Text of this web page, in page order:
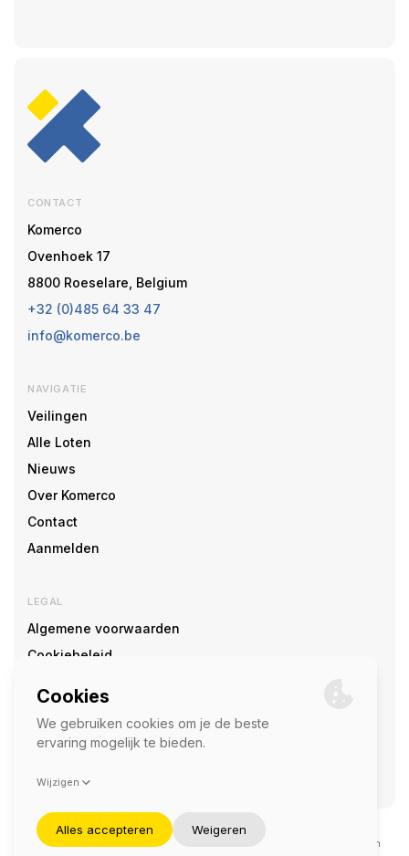
CONTACT
Komerco
Ovenhoek 17
8800 Roeselare, Belgium
+32 (0)485 64 33 47
info@komerco.be
NAVIGATIE
Veilingen
Alle Loten
Nieuws
Over Komerco
Contact
Aanmelden
LEGAL
Algemene voorwaarden
Cookiebeleid
SOCIAL
©2026 — Komerco
Deze site wordt beschermd door reCAPTCHA en het
en